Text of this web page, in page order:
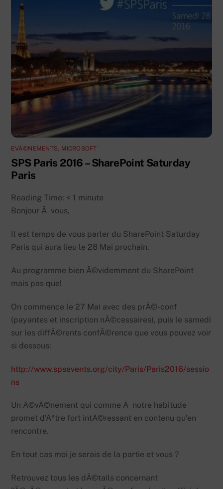
EVÃ©NEMENTS MICROSOFT
SPS Paris 2016 – SharePoint Saturday
Paris
Reading Time: < 1 minute
Bonjour Ã vous,
Il est temps de vous parler du SharePoint Saturday
Paris qui aura lieu le 28 Mai prochain.
Au programme bien Ã©videmment du SharePoint
mais pas que!
On commence le 27 Mai avec des prÃ©-conf
(payantes et inscription nÃ©cessaires), puis le samedi
sur les diffÃ©rents confÃ©rence que vous pouvez voir
si dessous:
http://www.spsevents.org/city/Paris/Paris2016/sessio
ns
Un Ã©vÃ©nement qui comme Ã notre habitude
promet d’Ãªtre fort intÃ©ressant en contenu qu’en
rencontre.
En tout cas moi je serais de la partie et vous ?
Retrouvez tous les dÃ©tails concernant